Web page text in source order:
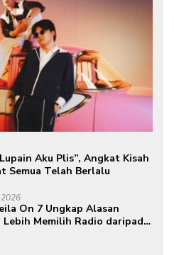
Aku Plis”, Angkat Kisah
Semua Telah Berlalu
On 7 Ungkap Alasan
Lebih Memilih Radio daripada